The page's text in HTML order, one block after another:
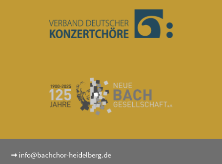
➞ info@bachchor-heidelberg.de